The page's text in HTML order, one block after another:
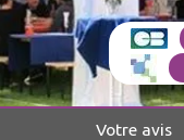
Votre avis